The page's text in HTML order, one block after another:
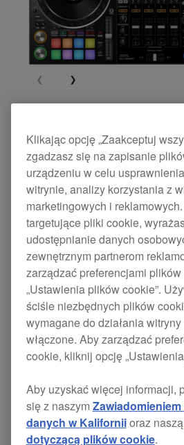
Jeżeli niecierpliwie
Serato wersję naszego
poziomu DDJ-1000, mamy
koniec czekania.
4-kanałowyDDJ-1000SRT
modeluDDJ-1000, który jest
standardowego zestawu
Również tutaj dostępne są te
profesjonalne, w tym
pokrętła modulujące w
Klikając opcję „Zaakceptuj
zgadzasz się na zapisanie
urządzeniu w celu
witrynie, analizy korzystania z
marketingowych i
targetujące pliki cookie,
udostępnianie danych
zewnętrznym partnerom
zarządzać preferencjami
„Ustawienia plików cookie”.
ściśle niezbędnych plików
wymagane do działania
włączone. Aby zarządzać
cookie, kliknij opcję
Aby uzyskać więcej informacji,
się z naszym
danych w Kaliforniioraz naszą
dotyczącą plików cookie.